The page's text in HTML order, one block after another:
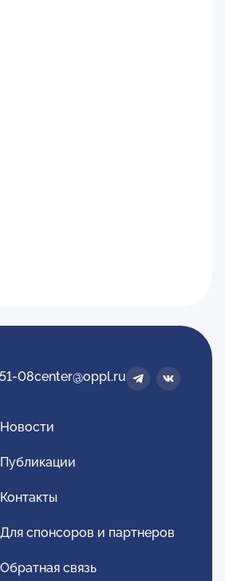
08center@oppl.ru
Новости
Публикации
Контакты
Для спонсоров и партнеров
Обратная связь